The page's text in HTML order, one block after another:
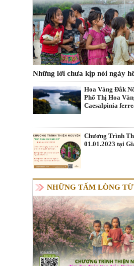
Những lời chưa kịp nói ngày
Hoa Vàng Đắk
Phố Thị Hoa
Caesalpinia
Chương Trình
01.01.2023 tại
NHỮNG TẤM LÒNG TỪ